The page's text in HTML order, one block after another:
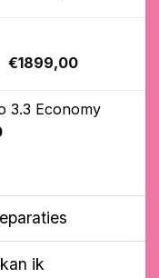
Oorspronkelijke
€2099,00.
€1899,00Huidige
€1899,00.
3.3 Economy
Huidige
ik